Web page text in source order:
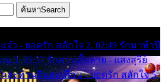
ค้นหาSearch
จ๋ว - ยอดรัก สลักใจ 2. 02:49 รักมาห้าปี
3. 05:57 รักสาวเสื้อลาย - แสงสุรีย์
กสะท้านดินสะเทือน - ยอดรัก สลักใจ 5.